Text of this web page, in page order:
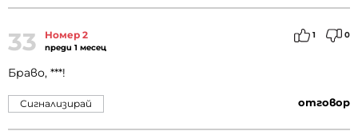
33 Номер 2
преди 1 месец
1 0
Браво, ***!
отговор
Сигнализирай